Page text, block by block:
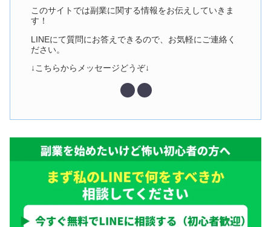
このサイトでは副業に関する情報をお伝えしていきま
す！
LINEにて質問にお答えできるので、お気軽にご連絡く
ださい。
↓こちらからメッセージどうぞ↓